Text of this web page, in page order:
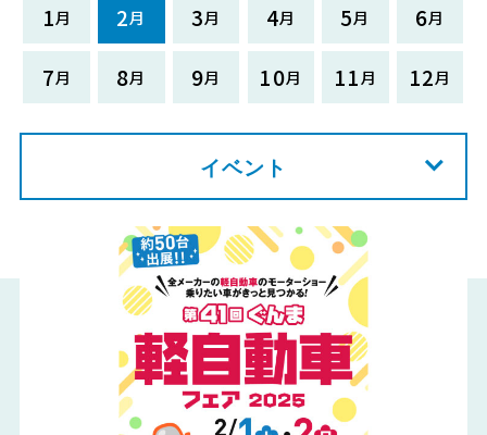
1 2 3 4 5
6
7
8 9 10 11 12
イベント